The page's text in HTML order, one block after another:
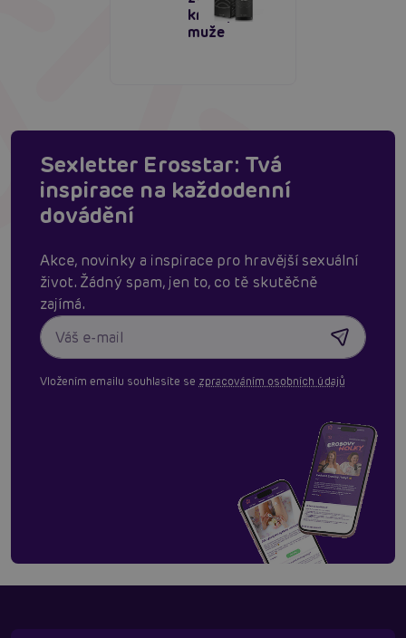
krém pro
muže
Sexletter Erosstar: Tvá
inspirace na každodenní
dovádění
Akce, novinky a inspirace pro hravější sexuální
život. Žádný spam, jen to, co tě skutěčně
zajímá.
Vložením emailu souhlasíte se zpracováním osobních údajů